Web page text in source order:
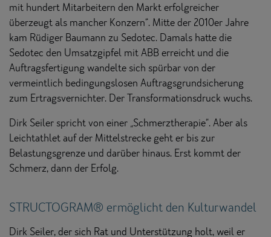
mit hundert Mitarbeitern den Markt erfolgreicher
überzeugt als mancher Konzern“. Mitte der 2010er Jahre
kam Rüdiger Baumann zu Sedotec. Damals hatte die
Sedotec den Umsatzgipfel mit ABB erreicht und die
Auftragsfertigung wandelte sich spürbar von der
vermeintlich bedingungslosen Auftragsgrundsicherung
zum Ertragsvernichter. Der Transformationsdruck wuchs.
Dirk Seiler spricht von einer „Schmerztherapie“. Aber als
Leichtathlet auf der Mittelstrecke geht er bis zur
Belastungsgrenze und darüber hinaus. Erst kommt der
Schmerz, dann der Erfolg.
STRUCTOGRAM® ermöglicht den Kulturwandel
Dirk Seiler, der sich Rat und Unterstützung holt, weil er